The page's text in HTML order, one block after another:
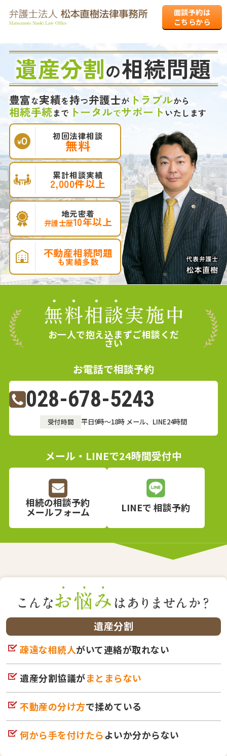
面談予約は
こちらから
遺産分割の相続問題
豊富な実績を持つ弁護士が トラブルから
相続手続まで トータルでサポート いたします
初回法律相談
無料
累計相談実績
2,000件以上
地元密着
弁護士歴10年以上
不動産相続問題
も実績多数
お一人で抱え込まずご相談くだ
さい
お電話で相談予約
028-678-5243
受付時間 平日9時～18時 メール、LINE24時間
メール・LINEで24時間受付中
相続の相談予約
メールフォーム LINEで相談予約
遺産分割
疎遠な相続人がいて連絡が取れない
遺産分割協議がまとまらない
不動産の分け方で揉めている
何から手を付けたらよいか分からない